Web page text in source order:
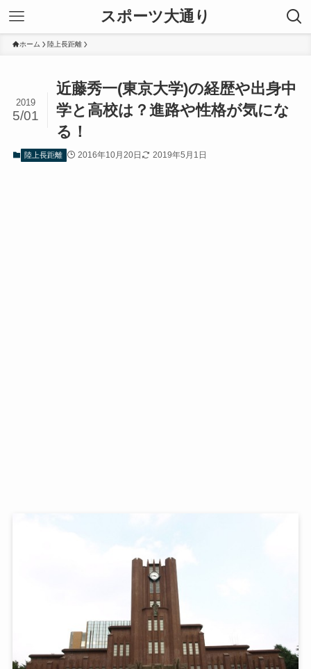
スポーツ大通り
ホーム 陸上長距離
近藤秀一(東京大学)の経歴や出身中
学と高校は？進路や性格が気にな
る！
2019
5/01
陸上長距離 2016年10月20日 2019年5月1日